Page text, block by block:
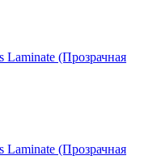
(Прозрачная
(Прозрачная